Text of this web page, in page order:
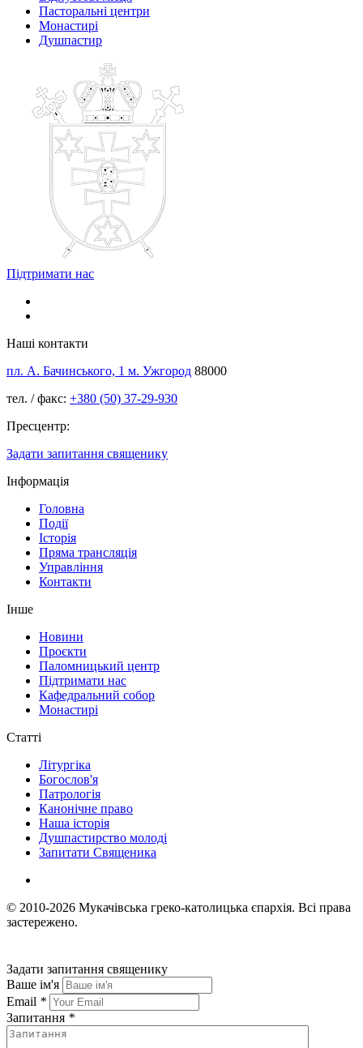
Пасторальні центри
Монастирі
Душпастир
Підтримати нас
Наші контакти
пл. А. Бачинського, 1 м. Ужгород 88000
тел. / факс: +380 (50) 37-29-930
Пресцентр:
Задати запитання священику
Інформація
Головна
Події
Історія
Пряма трансляція
Управління
Контакти
Інше
Новини
Проєкти
Паломницький центр
Підтримати нас
Кафедральний собор
Монастирі
Статті
Літургіка
Богослов'я
Патрологія
Канонічне право
Наша історія
Душпастирство молоді
Запитати Священика
© 2010-2026 Мукачівська греко-католицька єпархія. Всі права
застережено.
Задати запитання священику
Ваше ім'я
Email *
Запитання *